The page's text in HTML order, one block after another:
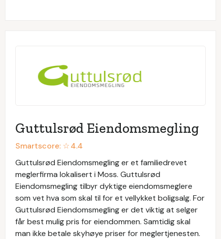
Guttulsrød Eiendomsmegling
Smartscore: ☆4.4
Guttulsrød Eiendomsmegling er et familiedrevet
meglerfirma lokalisert i Moss. Guttulsrød
Eiendomsmegling tilbyr dyktige eiendomsmeglere
som vet hva som skal til for et vellykket boligsalg. For
Guttulsrød Eiendomsmegling er det viktig at selger
får best mulig pris for eiendommen. Samtidig skal
man ikke betale skyhøye priser for meglertjenesten.